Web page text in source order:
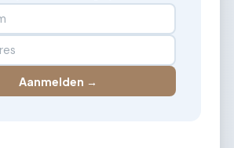
Aanmelden →